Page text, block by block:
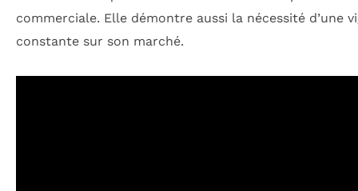
commerciale. Elle démontre aussi la nécessité d’une
constante sur son marché.